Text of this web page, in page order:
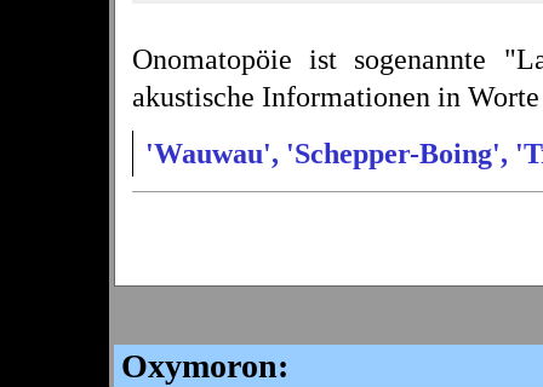
Onomatopöie ist sogenannte
akustische Informationen in
'Wauwau', 'Schepper-Boing',
Oxymoron: